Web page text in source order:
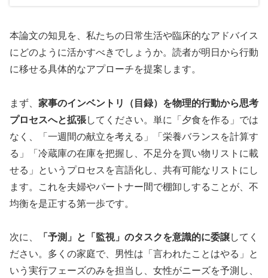
本論文の知見を、私たちの日常生活や臨床的なアドバイス
にどのように活かすべきでしょうか。読者が明日から行動
に移せる具体的なアプローチを提案します。
まず、 家事のインベントリ（目録）を物理的行動から思考
プロセスへと拡張してください。単に「夕食を作る」では
なく、「一週間の献立を考える」「栄養バランスを計算す
る」「冷蔵庫の在庫を把握し、不足分を買い物リストに載
せる」というプロセスを言語化し、共有可能なリストにし
ます。これを夫婦やパートナー間で棚卸しすることが、不
均衡を是正する第一歩です。
次に、 「予測」と「監視」のタスクを意識的に委譲してく
ださい。多くの家庭で、男性は「言われたことはやる」と
いう実行フェーズのみを担当し、女性がニーズを予測し、